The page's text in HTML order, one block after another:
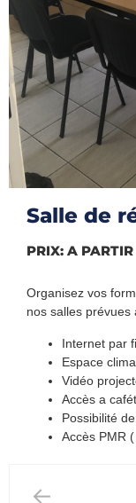
Salle de
PRIX: A
Organisez vos
nos salles prévues
Internet par
Espace
Vidéo
Accès a
Possibilité
Accès PMR